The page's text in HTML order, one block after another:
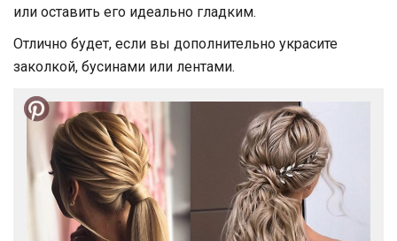
или оставить его идеально гладким.
Отлично будет, если вы дополнительно украсите
заколкой, бусинами или лентами.